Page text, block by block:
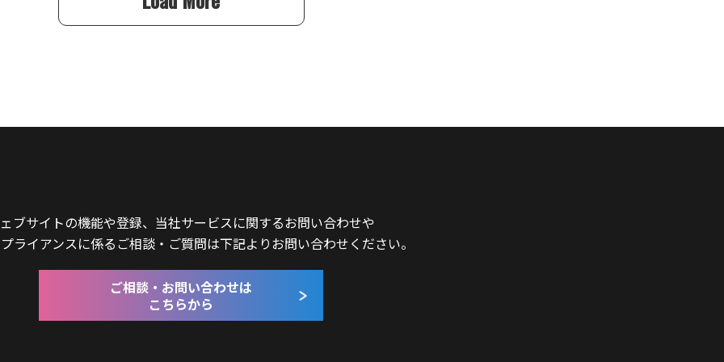
ブサイトの機能や登録、当社サービスに関するお問い合わせや
ライアンスに係るご相談・ご質問は下記よりお問い合わせください。
ご相談・お問い合わせは
こちらから